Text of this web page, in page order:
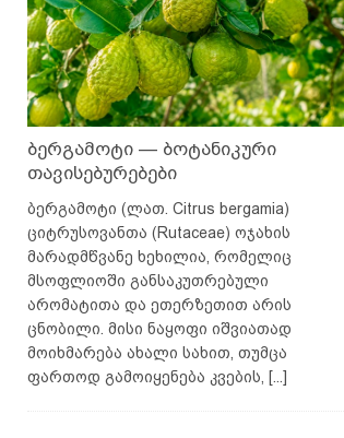
ბერგამოტი — ბოტანიკური
თავისებურებები
ბერგამოტი (ლათ. Citrus bergamia)
ციტრუსოვანთა (Rutaceae) ოჯახის
მარადმწვანე ხეხილია, რომელიც
მსოფლიოში განსაკუთრებული
არომატითა და ეთერზეთით არის
ცნობილი. მისი ნაყოფი იშვიათად
მოიხმარება ახალი სახით, თუმცა
ფართოდ გამოიყენება კვების,
[...]